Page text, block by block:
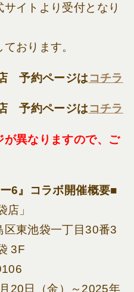
サイトより受付となり
おります。
予約ページは コチラ
予約ページはコチラ
異なりますので、ご
6』コラボ開催概要■
」
池袋一丁目30番3
3F
20日（金）～2025年